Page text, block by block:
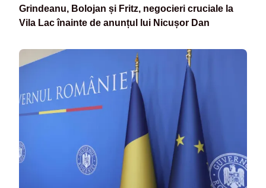
Grindeanu, Bolojan și Fritz, negocieri cruciale la
Vila Lac înainte de anunțul lui Nicușor Dan